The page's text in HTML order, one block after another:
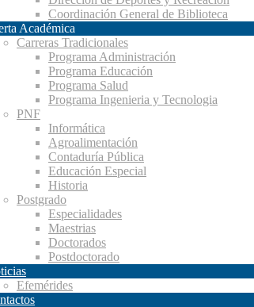
Coordinación General de Biblioteca
Académica
Carreras Tradicionales
Programa Administración
Programa Educación
Programa Salud
Programa Ingenieria y Tecnologia
PNF
Informática
Agroalimentación
Contaduría Pública
Educación Especial
Historia
Postgrado
Especialidades
Maestrias
Doctorados
Postdoctorado
Efemérides